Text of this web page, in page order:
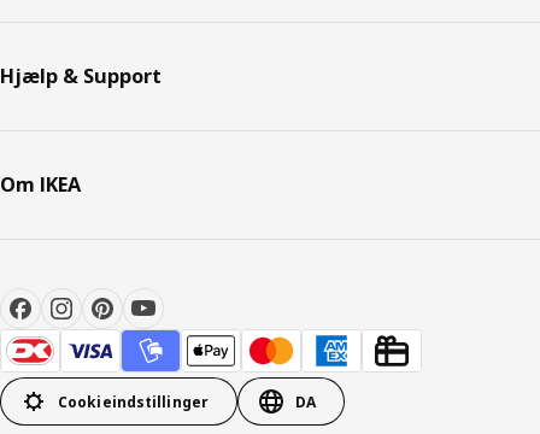
Hjælp & Support
Om IKEA
Cookieindstillinger DA